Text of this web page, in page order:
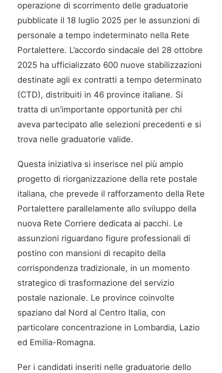
operazione di scorrimento delle graduatorie
pubblicate il 18 luglio 2025 per le assunzioni di
personale a tempo indeterminato nella Rete
Portalettere. L’accordo sindacale del 28 ottobre
2025 ha ufficializzato 600 nuove stabilizzazioni
destinate agli ex contratti a tempo determinato
(CTD), distribuiti in 46 province italiane. Si
tratta di un’importante opportunità per chi
aveva partecipato alle selezioni precedenti e si
trova nelle graduatorie valide.
Questa iniziativa si inserisce nel più ampio
progetto di riorganizzazione della rete postale
italiana, che prevede il rafforzamento della Rete
Portalettere parallelamente allo sviluppo della
nuova Rete Corriere dedicata ai pacchi. Le
assunzioni riguardano figure professionali di
postino con mansioni di recapito della
corrispondenza tradizionale, in un momento
strategico di trasformazione del servizio
postale nazionale. Le province coinvolte
spaziano dal Nord al Centro Italia, con
particolare concentrazione in Lombardia, Lazio
ed Emilia-Romagna.
Per i candidati inseriti nelle graduatorie dello